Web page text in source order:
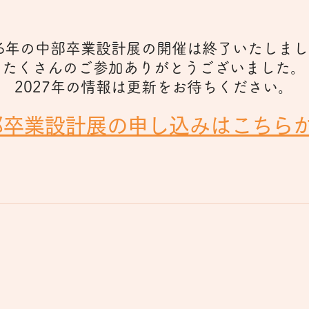
の中部卒業設計展の開催は終了いたしまし
たくさんのご参加ありがとうございました。
2027年の情報は更新をお待ちください。
業設計展の申し込みはこちら